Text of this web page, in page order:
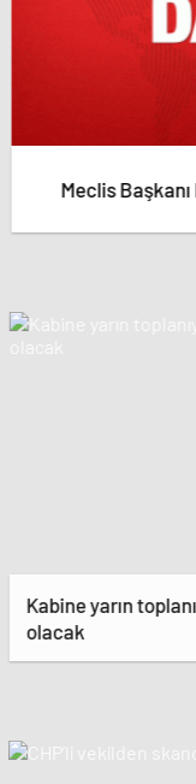
Meclis
Kabine yarın
olacak